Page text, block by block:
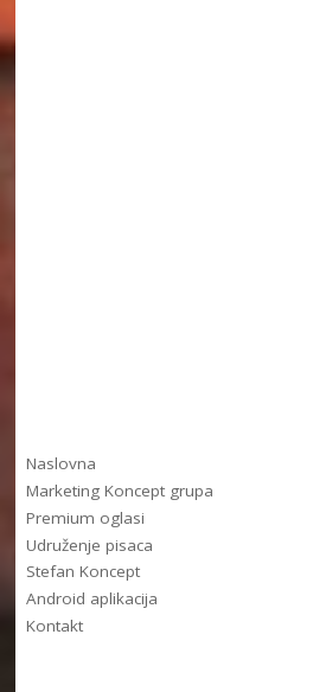
Naslovna
Marketing Koncept grupa
Premium oglasi
Udruženje pisaca
Stefan Koncept
Android aplikacija
Kontakt